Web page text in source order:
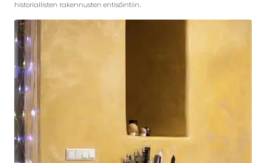
historiallisten rakennusten entisöintiin.